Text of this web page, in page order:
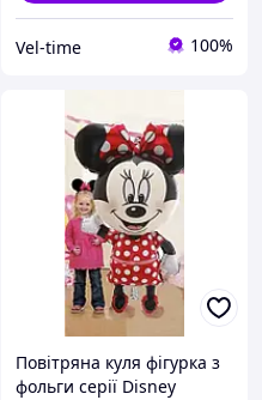
Vel-time 100%
Повітряна куля фігурка з
фольги серії Disney